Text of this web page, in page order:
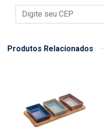
Produtos Relacionados